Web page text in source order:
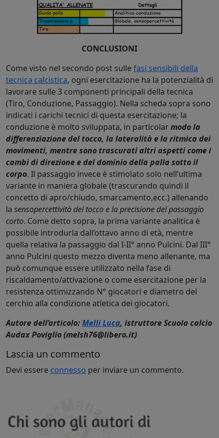
CONCLUSIONI
Come visto nel secondo post sulle fasi sensibili della
tecnica calcistica, ogni esercitazione ha la potenzialità di
lavorare sulle 3 componenti principali della tecnica
(Tiro, Conduzione, Passaggio). Nella scheda sopra sono
indicati i carichi tecnici di questa esercitazione; la
conduzione è molto sviluppata, in particolarmodo la
differenziazione del tocco, la lateralità e la ritmica dei
movimenti, mentre sono trascurati altri aspetti come i
cambi di direzione e del dominio della palla sotto il
corpo. Il passaggio invece è stimolato solo nell’ultima
variante in maniera globale (trascurando quindi il
concetto di apro/chiudo, smarcamento,ecc.) allenando
la sensopercettività del tocco e la precisione del passaggio
corto. Come detto sopra, la prima variante analitica è
possibile introdurla dall’ottavo anno di età, mentre
quella relativa la passaggio dal I-II° anno Pulcini. Dal III°
anno Pulcini questo mezzo diventa meno allenante, ma
può comunque essere utilizzato nella fase di
riscaldamento/attivazione o come esercitazione per la
resistenza ottimizzando N° giocatori e diametro del
cerchio alla condizione atletica dei giocatori.
Autore dell’articolo:Melli Luca, istruttore Scuola calcio
Audax Poviglio (melsh76@libero.it)
Lascia un commento
Devi essere connesso per inviare un commento.